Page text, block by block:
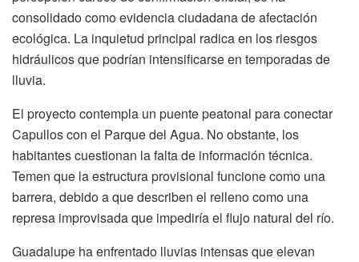
consolidado como evidencia ciudadana de afectación
ecológica. La inquietud principal radica en los riesgos
hidráulicos que podrían intensificarse en temporadas de
lluvia.
El proyecto contempla un puente peatonal para conectar
Capullos con el Parque del Agua. No obstante, los
habitantes cuestionan la falta de información técnica.
Temen que la estructura provisional funcione como una
barrera, debido a que describen el relleno como una
represa improvisada que impediría el flujo natural del río.
Guadalupe ha enfrentado lluvias intensas que elevan